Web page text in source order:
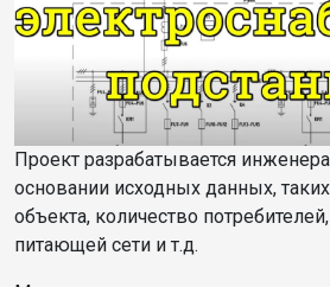
Проект разрабатывается
основании исходных данных,
объекта, количество
питающей сети и т.д.